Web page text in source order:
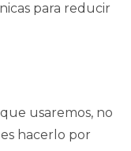
para reducir
usaremos, no
hacerlo por